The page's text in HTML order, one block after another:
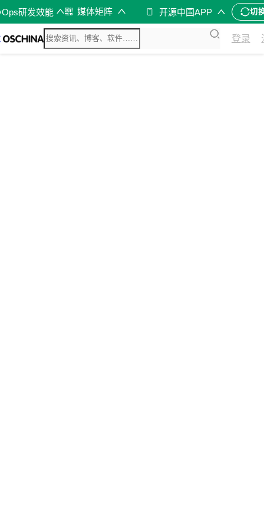
研发效能 媒体矩阵 开源中国APP 切
登录